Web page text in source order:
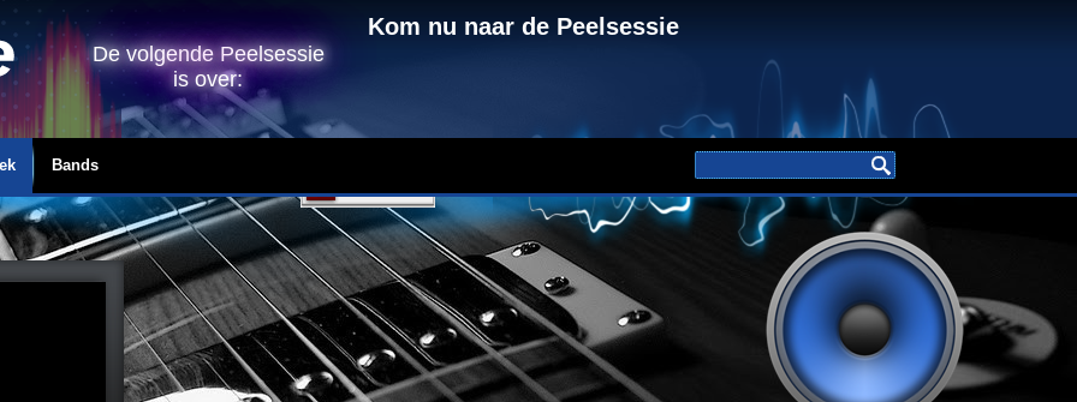
De volgende Peelsessie
is over:
Kom nu naar de Peelsessie
Bands